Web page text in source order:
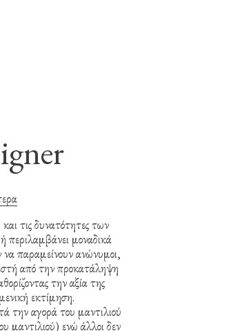
τις δυνατότητες των
μοναδικά
να παραμείνουν ανώνυμοι,
από την προκατάληψη
την αξία της
εκτίμηση.
την αγορά του μαντιλιού
μαντιλιού) ενώ άλλοι δεν